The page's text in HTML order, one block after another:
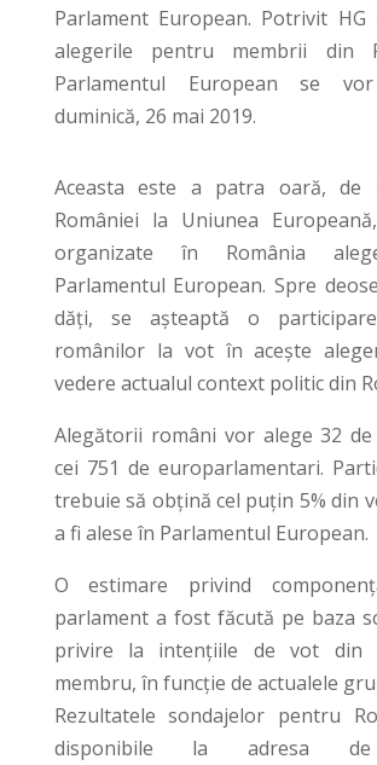
Parlament European. Potrivit HG
alegerile pentru membrii din
Parlamentul European se
duminică, 26 mai 2019.
Aceasta este a patra oară, de
României la Uniunea
organizate în România
Parlamentul European. Spre
dăți, se așteaptă o
românilor la vot în acește
vedere actualul context politic din
Alegătorii români vor alege 32
cei 751 de europarlamentari.
trebuie să obțină cel puțin 5% din
a fi alese în Parlamentul European.
O estimare privind
parlament a fost făcută pe baza
privire la intențiile de vot din
membru, în funcție de actualele
Rezultatele sondajelor pentru
disponibile la adresa de